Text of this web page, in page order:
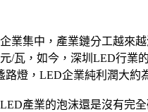
業集中，產業鏈分工越
/瓦，如今，深圳LED行業
燈，LED企業純利潤大約
產業的泡沫還是沒有完